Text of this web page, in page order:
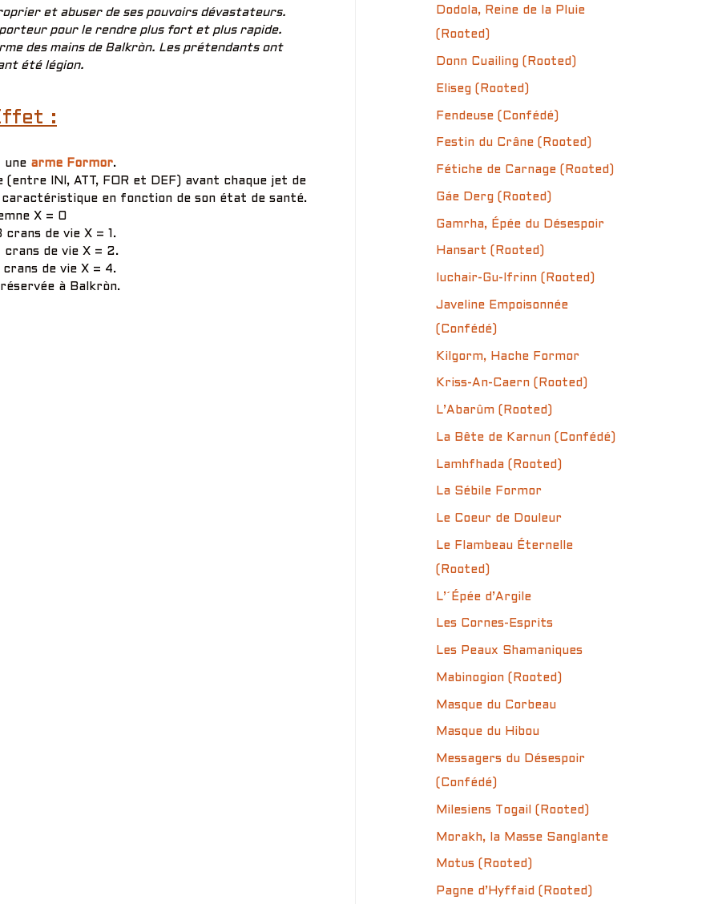
et abuser de ses pouvoirs dévastateurs.
pour le rendre plus fort et plus rapide.
des mains de Balkròn. Les prétendants ont
été légion.
:
une arme Formor.
INI, ATT, FOR et DEF) avant chaque jet de
en fonction de son état de santé.
X = 0
de vie X = 1.
de vie X = 2.
de vie X = 4.
à Balkròn.
Dodola, Reine de la Pluie
(Rooted)
Donn Cuailing (Rooted)
Eliseg (Rooted)
Fendeuse (Confédé)
Festin du Crâne (Rooted)
Fétiche de Carnage (Rooted)
Gáe Derg (Rooted)
Gamrha, Épée du Désespoir
Hansart (Rooted)
Iuchair-Gu-Ifrinn (Rooted)
Javeline Empoisonnée
(Confédé)
Kilgorm, Hache Formor
Kriss-An-Caern (Rooted)
L’Abarûm (Rooted)
La Bête de Karnun (Confédé)
Lamhfhada (Rooted)
La Sébile Formor
Le Coeur de Douleur
Le Flambeau Éternelle
(Rooted)
L’´Épée d’Argile
Les Cornes-Esprits
Les Peaux Shamaniques
Mabinogion (Rooted)
Masque du Corbeau
Masque du Hibou
Messagers du Désespoir
(Confédé)
Milesiens Togail (Rooted)
Morakh, la Masse Sanglante
Motus (Rooted)
Pagne d’Hyffaid (Rooted)